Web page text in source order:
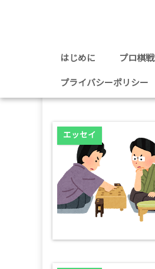
はじめに プロ棋戦
プライバシーポリシー
エッセイ